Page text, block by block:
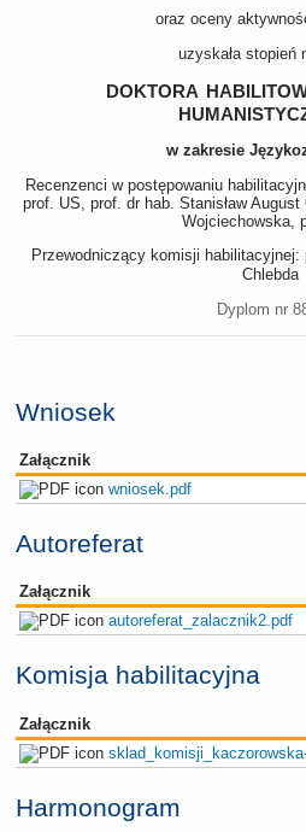
oraz oceny
uzyskała stopień
doktora
w zakresie
Recenzenci w postępowaniu
prof. US, prof. dr hab. Stanisław
Wojciechowska,
Przewodniczący komisji habilitacyjnej:
Chlebda
Dyplom nr
Wniosek
Załącznik
wniosek.pdf
Autoreferat
Załącznik
autoreferat_zalacznik2.pdf
Komisja habilitacyjna
Załącznik
Harmonogram